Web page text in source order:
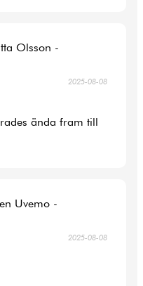
Olsson -
2025-08-08
ända fram till
Uvemo -
2025-08-08